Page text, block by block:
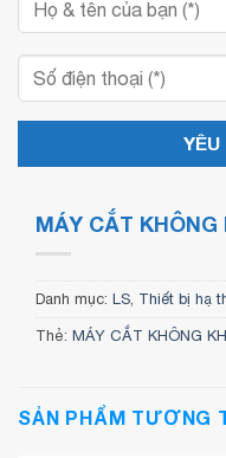
MÁY CẮT KHÔNG
Danh mục: LS, Thiết bị hạ
Thẻ: MÁY CẮT KHÔNG
SẢN PHẨM TƯƠNG